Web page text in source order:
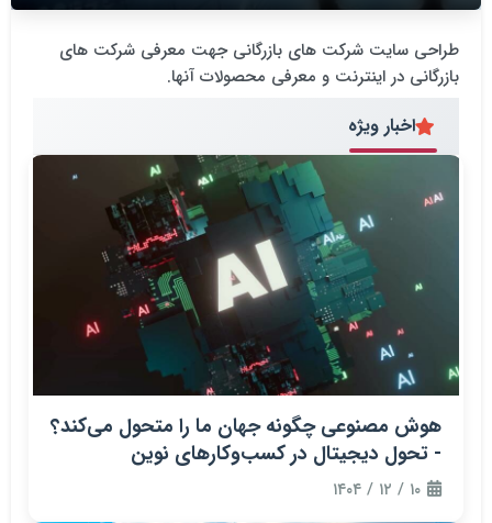
طراحی سایت شرکت های بازرگانی جهت معرفی شرکت های
بازرگانی در اینترنت و معرفی محصولات آنها.
اخبار ویژه
هوش مصنوعی چگونه جهان ما را متحول می‌کند؟
- تحول دیجیتال در کسب‌وکارهای نوین
۱۰ / ۱۲ / ۱۴۰۴